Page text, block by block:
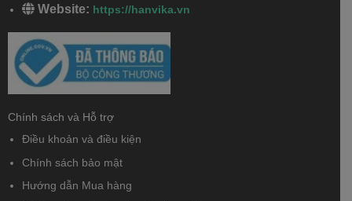
Website: https://hanvika.vn
Chính sách và Hỗ trợ
Điều khoản và điều kiện
Chính sách bảo mật
Hướng dẫn Mua hàng